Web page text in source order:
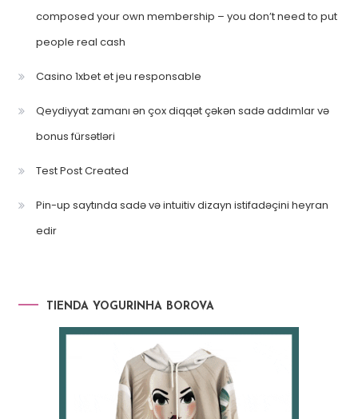
composed your own membership – you don’t need to put
people real cash
Casino 1xbet et jeu responsable
Qeydiyyat zamanı ən çox diqqət çəkən sadə addımlar və
bonus fürsətləri
Test Post Created
Pin-up saytında sadə və intuitiv dizayn istifadəçini heyran
edir
TIENDA YOGURINHA BOROVA